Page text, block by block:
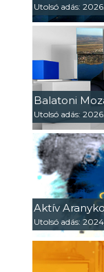
Utolsó adás:
Balatoni
Utolsó adás:
Aktív
Utolsó adás: